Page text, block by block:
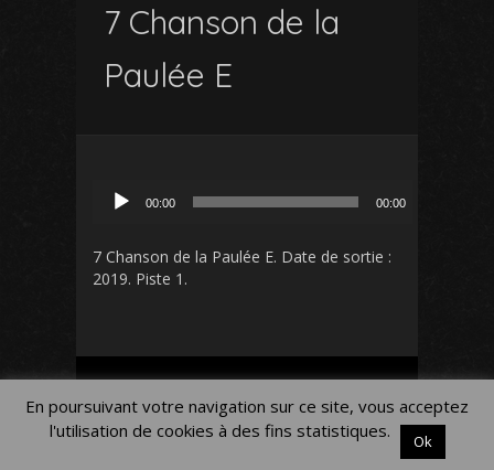
7 Chanson de la
Paulée E
00:00 00:00
7 Chanson de la Paulée E. Date de sortie :
2019. Piste 1.
Mentions légales
En poursuivant votre navigation sur ce site, vous acceptez
l'utilisation de cookies à des fins statistiques.
Ok